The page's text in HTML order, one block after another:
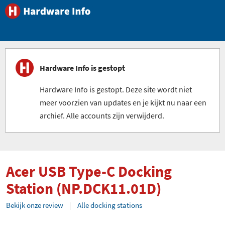
Hardware Info is gestopt
Hardware Info is gestopt. Deze site wordt niet
meer voorzien van updates en je kijkt nu naar een
archief. Alle accounts zijn verwijderd.
Acer USB Type-C Docking
Station (NP.DCK11.01D)
Bekijk onze review Alle docking stations